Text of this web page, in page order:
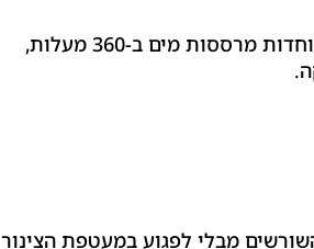
רונאל משתמש במערכת מתקדמת המזרימה מים בלחץ אדיר אל תוך הצנרת. דיזות מיוחדות מרססות מים ב-360 מעלות,
מבלי לפגוע במעטפת הצינור